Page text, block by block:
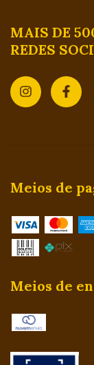
MAIS DE
REDES
Meios de
Meios de